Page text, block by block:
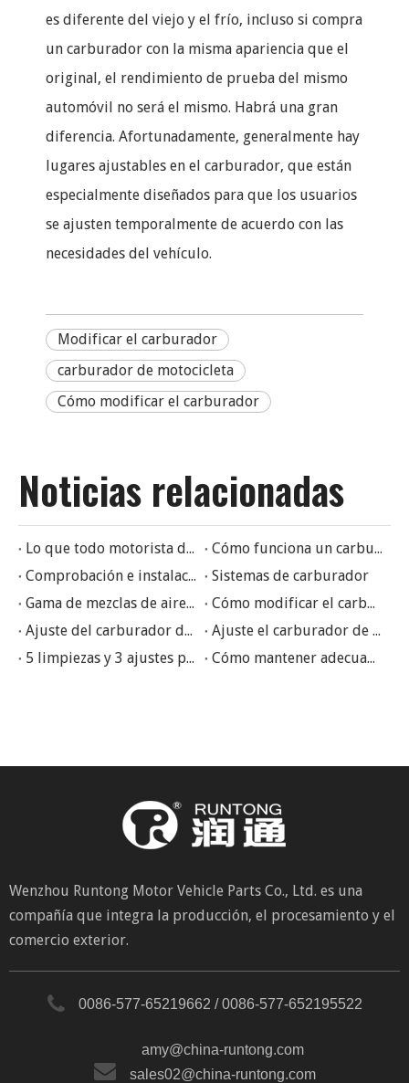
es diferente del viejo y el frío, incluso si compra
un carburador con la misma apariencia que el
original, el rendimiento de prueba del mismo
automóvil no será el mismo. Habrá una gran
diferencia. Afortunadamente, generalmente hay
lugares ajustables en el carburador, que están
especialmente diseñados para que los usuarios
se ajusten temporalmente de acuerdo con las
necesidades del vehículo.
Modificar el carburador
carburador de motocicleta
Cómo modificar el carburador
Noticias relacionadas
Lo que todo motorista debe saber sobre el carburador de su moto
Cómo funciona un carburador
Comprobación e instalación del carburador
Sistemas de carburador
Gama de mezclas de aire y combustible inflamables para carburadores
Cómo modificar el carburador
Ajuste del carburador de motocicletas
Ajuste el carburador de motocicleta a la mejor condición
5 limpiezas y 3 ajustes para el carburador de motocicletas
Cómo mantener adecuadamente un carburador de motocicleta
Wenzhou Runtong Motor Vehicle Parts Co., Ltd. es una
compañía que integra la producción, el procesamiento y el
comercio exterior.
0086-577-65219662 / 0086-577-652195522
amy@china-runtong.com
sales02@china-runtong.com